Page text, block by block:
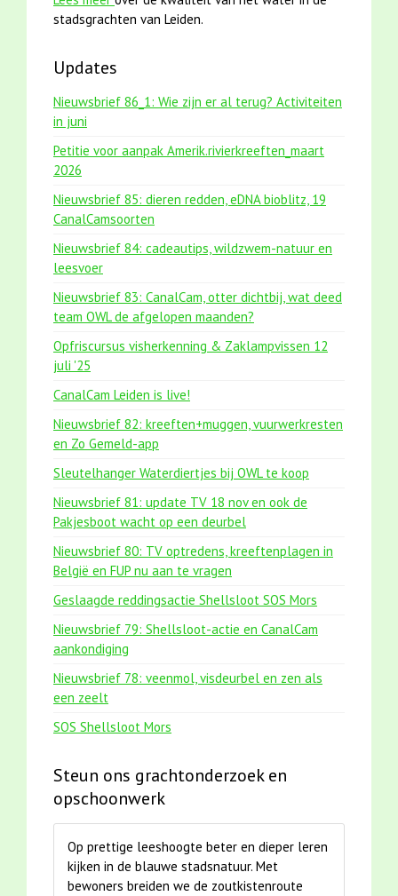
stadsgrachten van Leiden.
Updates
Nieuwsbrief 86_1: Wie zijn er al terug? Activiteiten
in juni
Petitie voor aanpak Amerik.rivierkreeften_maart
2026
Nieuwsbrief 85: dieren redden, eDNA bioblitz, 19
CanalCamsoorten
Nieuwsbrief 84: cadeautips, wildzwem-natuur en
leesvoer
Nieuwsbrief 83: CanalCam, otter dichtbij, wat deed
team OWL de afgelopen maanden?
Opfriscursus visherkenning & Zaklampvissen 12
juli '25
CanalCam Leiden is live!
Nieuwsbrief 82: kreeften+muggen, vuurwerkresten
en Zo Gemeld-app
Sleutelhanger Waterdiertjes bij OWL te koop
Nieuwsbrief 81: update TV 18 nov en ook de
Pakjesboot wacht op een deurbel
Nieuwsbrief 80: TV optredens, kreeftenplagen in
België en FUP nu aan te vragen
Geslaagde reddingsactie Shellsloot SOS Mors
Nieuwsbrief 79: Shellsloot-actie en CanalCam
aankondiging
Nieuwsbrief 78: veenmol, visdeurbel en zen als
een zeelt
SOS Shellsloot Mors
Steun ons grachtonderzoek en
opschoonwerk
Op prettige leeshoogte beter en dieper leren
kijken in de blauwe stadsnatuur. Met
bewoners breiden we de zoutkistenroute